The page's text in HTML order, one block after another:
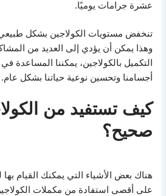
عشرة جرامات يوميًا.
تنخفض مستويات الكولاجين بشكل طبيعي
وهذا يمكن أن يؤدي إلى العديد من
التكميل بالكولاجين، يمكننا
أجسامنا وتحسين نوعية حياتنا بشكل عام.
كيف تستفيد من
صحيح؟
هناك بعض الأشياء التي يمكنك القيام
على أقصى استفادة من مكملات